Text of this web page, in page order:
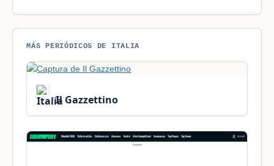
MÁS PERIÓDICOS DE ITALIA
Il Gazzettino